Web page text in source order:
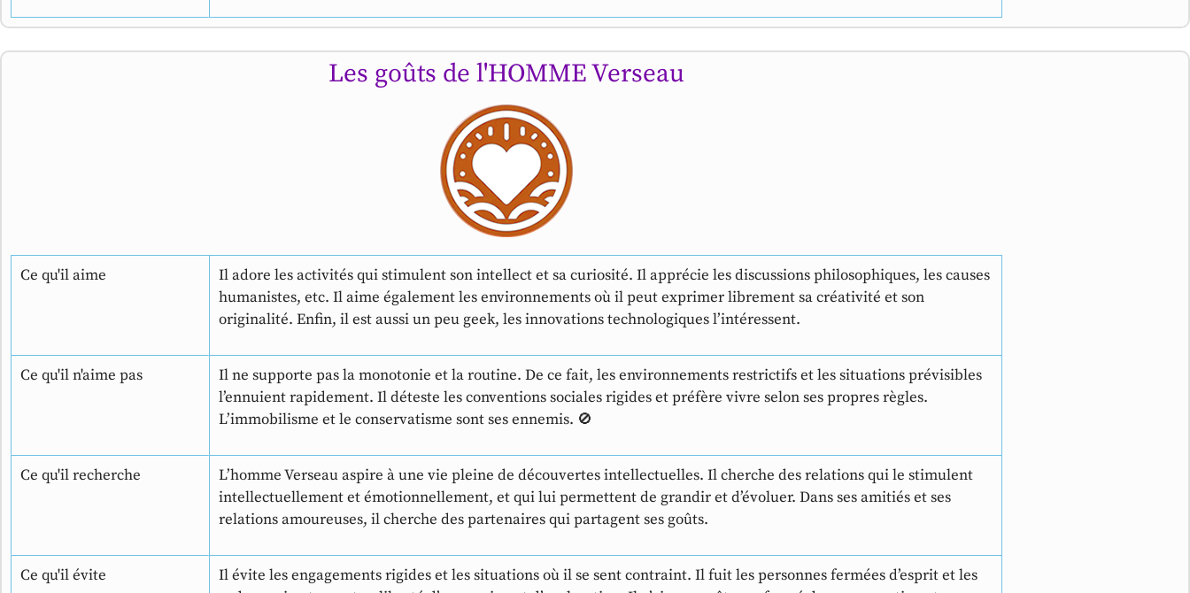
Les goûts de l'HOMME Verseau
Ce qu'il aime
Il adore les activités qui stimulent son intellect et sa curiosité. Il apprécie les discussions philosophiques, les causes
humanistes, etc. Il aime également les environnements où il peut exprimer librement sa créativité et son
originalité. Enfin, il est aussi un peu geek, les innovations technologiques l’intéressent.
Ce qu'il n'aime pas
Il ne supporte pas la monotonie et la routine. De ce fait, les environnements restrictifs et les situations prévisibles
l’ennuient rapidement. Il déteste les conventions sociales rigides et préfère vivre selon ses propres règles.
L’immobilisme et le conservatisme sont ses ennemis. 🚫
Ce qu'il recherche
L’homme Verseau aspire à une vie pleine de découvertes intellectuelles. Il cherche des relations qui le stimulent
intellectuellement et émotionnellement, et qui lui permettent de grandir et d’évoluer. Dans ses amitiés et ses
relations amoureuses, il cherche des partenaires qui partagent ses goûts.
Ce qu'il évite
Il évite les engagements rigides et les situations où il se sent contraint. Il fuit les personnes fermées d’esprit et les